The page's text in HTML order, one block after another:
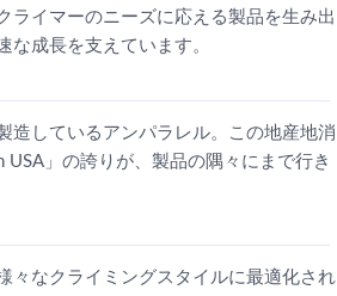
ライマーのニーズに応える製品を生み出
成長を支えています。
造しているアンパラレル。この地産地消
」の誇りが、製品の隅々にまで行き
々なクライミングスタイルに最適化され